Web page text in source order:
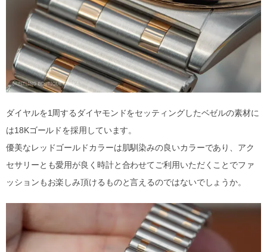
ダイヤルを1周するダイヤモンドをセッティングしたベゼルの素材に
は18Kゴールドを採用しています。
優美なレッドゴールドカラーは肌馴染みの良いカラーであり、アク
セサリーとも愛用が良く時計と合わせてご利用いただくことでファ
ッションもお楽しみ頂けるものと言えるのではないでしょうか。